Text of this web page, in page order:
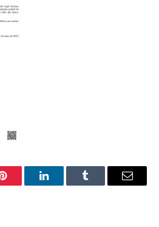
Pinterest LinkedInTumblr
E-